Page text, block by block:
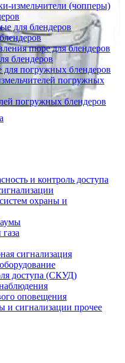
измельчители (чопперы)
для блендеров
пюре для блендеров
блендеров
для погружных блендеров
погружных
погружных блендеров
и контроль доступа
охраны и
сигнализация
доступа (СКУД)
оповещения
и сигнализации прочее